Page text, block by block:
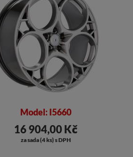
Model: I5660
16 904,00 Kč
za sada (4 ks) s DPH